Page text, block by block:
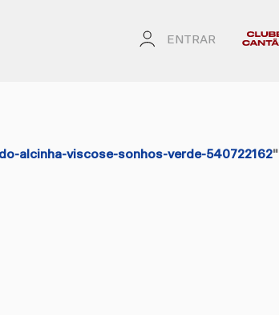
ENTRAR
alcinha-viscose-sonhos-verde-540722162"